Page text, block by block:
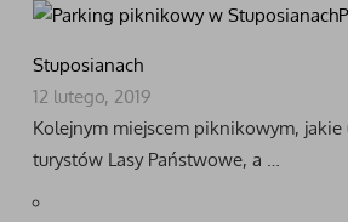
Stuposianach
12 lutego, 2019
Kolejnym miejscem piknikowym, jakie
turystów Lasy Państwowe, a …